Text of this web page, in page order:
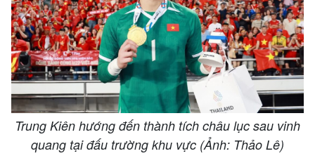
Trung Kiên hướng đến thành tích châu lục sau vinh
quang tại đấu trường khu vực (Ảnh: Thảo Lê)